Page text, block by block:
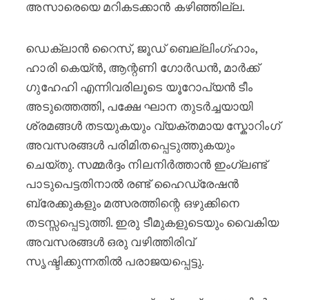
അസാരെയെ മറികടക്കാൻ കഴിഞ്ഞില്ല.
ഡെക്ലാൻ റൈസ്, ജൂഡ് ബെല്ലിംഗ്ഹാം,
ഹാരി കെയ്ൻ, ആന്റണി ഗോർഡൻ, മാർക്ക്
ഗുഹേഹി എന്നിവരിലൂടെ യൂറോപ്യൻ ടീം
അടുത്തെത്തി, പക്ഷേ ഘാന തുടർച്ചയായി
ശ്രമങ്ങൾ തടയുകയും വ്യക്തമായ സ്കോറിംഗ്
അവസരങ്ങൾ പരിമിതപ്പെടുത്തുകയും
ചെയ്തു. സമ്മർദ്ദം നിലനിർത്താൻ ഇംഗ്ലണ്ട്
പാടുപെട്ടതിനാൽ രണ്ട് ഹൈഡ്രേഷൻ
ബ്രേക്കുകളും മത്സരത്തിന്റെ ഒഴുക്കിനെ
തടസ്സപ്പെടുത്തി. ഇരു ടീമുകളുടെയും വൈകിയ
അവസരങ്ങൾ ഒരു വഴിത്തിരിവ്
സൃഷ്ടിക്കുന്നതിൽ പരാജയപ്പെട്ടു.